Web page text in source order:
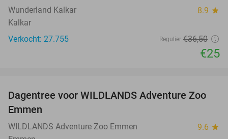
Wunderland Kalkar 8.9 star
Kalkar
Verkocht: 27.755
Regulier €36,50
€25
24%
Dagentree voor WILDLANDS Adventure Zoo
Emmen
WILDLANDS Adventure Zoo Emmen 9.6 star